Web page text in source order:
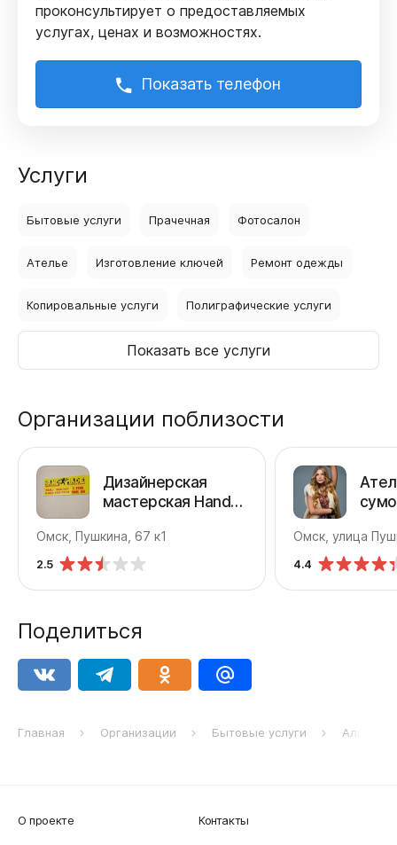
проконсультирует о предоставляемых
услугах, ценах и возможностях.
Показать телефон
Услуги
Бытовые услуги Прачечная Фотосалон
Ателье Изготовление ключей Ремонт одежды
Копировальные услуги Полиграфические услуги
Показать все услуги
Организации поблизости
Дизайнерская
мастерская Hand
Омск, Пушкина, 67 к1
2.5
Омск, улица
4.4
Поделиться
Главная Организации Бытовые услуги Альпака
О проекте Контакты